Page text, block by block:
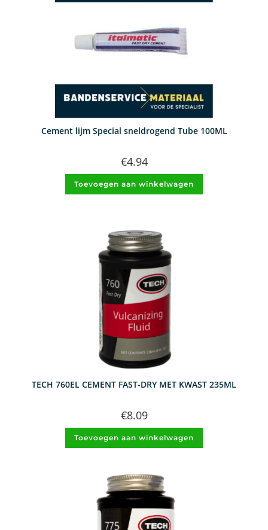
Cement lijm Special sneldrogend Tube 100ML
€4.94
Toevoegen aan winkelwagen
TECH 760EL CEMENT FAST-DRY MET KWAST 235ML
€8.09
Toevoegen aan winkelwagen